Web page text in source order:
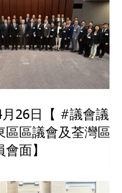
月26日【 #議會議
區區議會及荃灣區
面】